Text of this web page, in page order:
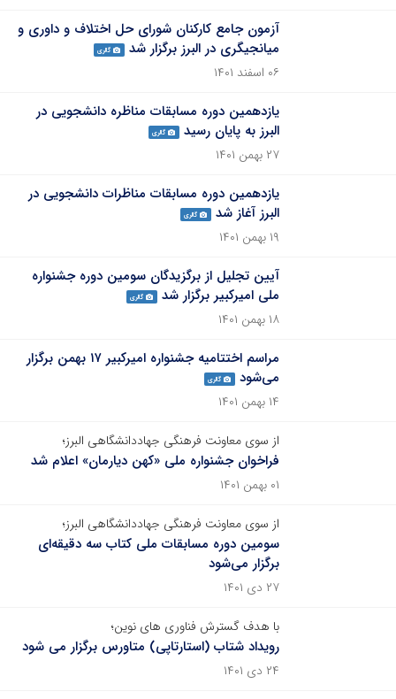
آزمون جامع کارکنان شورای حل اختلاف و داوری و
میانجیگری در البرز برگزار شد
گالری
۰۶ اسفند ۱۴۰۱
یازدهمین دوره مسابقات مناظره دانشجویی در
البرز به پایان رسید
گالری
۲۷ بهمن ۱۴۰۱
یازدهمین دوره مسابقات مناظرات دانشجویی در
البرز آغاز شد
گالری
۱۹ بهمن ۱۴۰۱
آیین تجلیل از برگزیدگان سومین دوره جشنواره
ملی امیرکبیر برگزار شد
گالری
۱۸ بهمن ۱۴۰۱
مراسم اختتامیه جشنواره امیرکبیر ۱۷ بهمن برگزار
می‌شود
گالری
۱۴ بهمن ۱۴۰۱
از سوی معاونت فرهنگی جهاددانشگاهی البرز؛
فراخوان جشنواره ملی «کهن دیارمان» اعلام شد
۰۱ بهمن ۱۴۰۱
از سوی معاونت فرهنگی جهاددانشگاهی البرز؛
سومین دوره مسابقات ملی کتاب سه دقیقه‌ای
برگزار می‌شود
۲۷ دی ۱۴۰۱
با هدف گسترش فناوری های نوین؛
رویداد شتاب (استارتاپی) متاورس برگزار می شود
۲۴ دی ۱۴۰۱